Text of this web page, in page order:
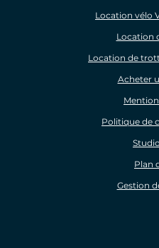
Location vélo
Location
Location de
Acheter
Politique de
Plan
Gestion